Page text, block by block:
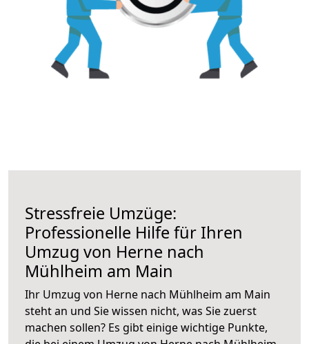
Stressfreie Umzüge:
Professionelle Hilfe für Ihren
Umzug von Herne nach
Mühlheim am Main
Ihr Umzug von Herne nach Mühlheim am Main
steht an und Sie wissen nicht, was Sie zuerst
machen sollen? Es gibt einige wichtige Punkte,